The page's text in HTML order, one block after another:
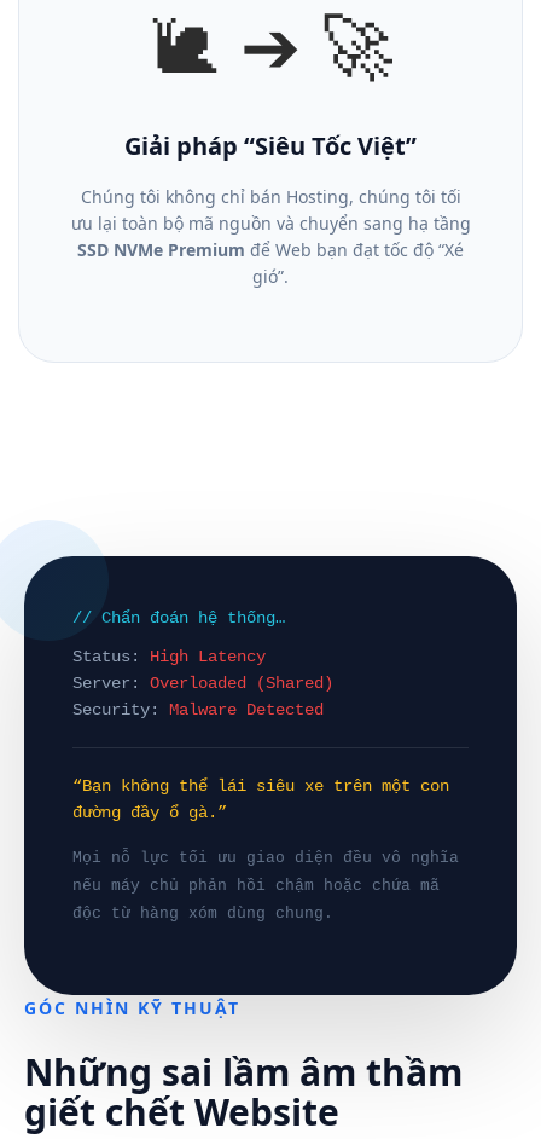
🐌 ➔ 🚀
Giải pháp “Siêu Tốc Việt”
Chúng tôi không chỉ bán Hosting, chúng tôi tối
ưu lại toàn bộ mã nguồn và chuyển sang hạ tầng
SSD NVMe Premium để Web bạn đạt tốc độ “Xé
gió”.
// Chẩn đoán hệ thống…
Status: High Latency
Server: Overloaded (Shared)
Security: Malware Detected
“Bạn không thể lái siêu xe trên một con
đường đầy ổ gà.”
Mọi nỗ lực tối ưu giao diện đều vô nghĩa
nếu máy chủ phản hồi chậm hoặc chứa mã
độc từ hàng xóm dùng chung.
GÓC NHÌN KỸ THUẬT
Những sai lầm âm thầm
giết chết Website